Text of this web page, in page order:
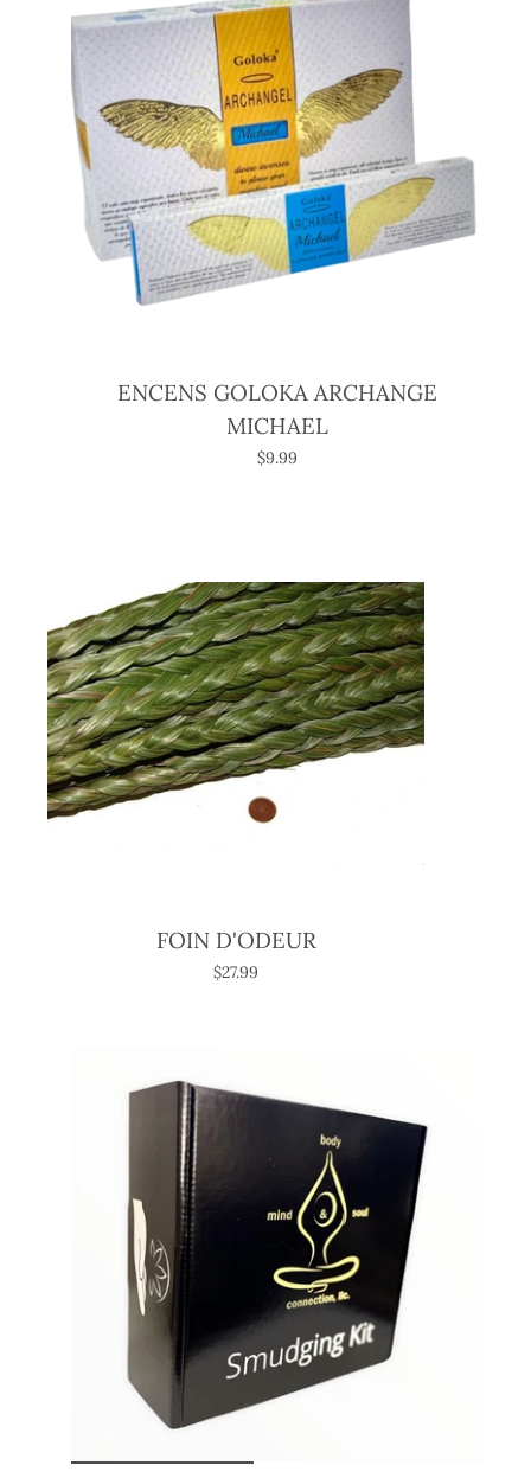
ENCENS GOLOKA ARCHANGE
MICHAEL
$9.99
FOIN D'ODEUR
$27.99